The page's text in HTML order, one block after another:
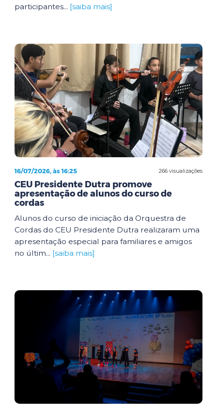
participantes... [saiba mais]
266 visualizações
16/07/2026, às 16:25
CEU Presidente Dutra promove
apresentação de alunos do curso de
cordas
Alunos do curso de iniciação da Orquestra de
Cordas do CEU Presidente Dutra realizaram uma
apresentação especial para familiares e amigos
no últim... [saiba mais]